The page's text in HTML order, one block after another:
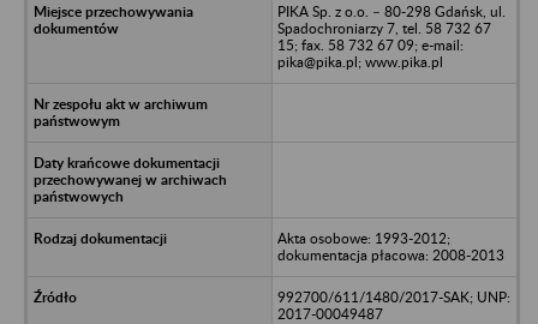
PIKA Sp. z o.o. – 80-298 Gdańsk, ul.
Spadochroniarzy 7, tel. 58 732 67
15; fax. 58 732 67 09; e-mail:
pika@pika.pl; www.pika.pl
Akta osobowe: 1993-2012;
dokumentacja płacowa: 2008-2013
992700/611/1480/2017-SAK; UNP:
2017-00049487